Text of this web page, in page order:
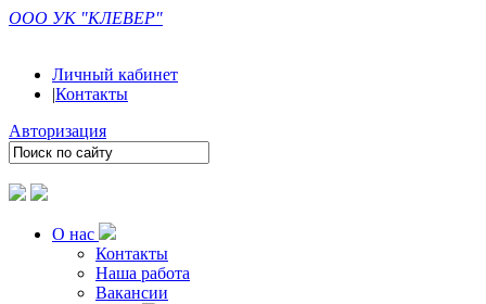
ООО УК "КЛЕВЕР"
Личный кабинет
|Контакты
Авторизация
О нас
Контакты
Наша работа
Вакансии